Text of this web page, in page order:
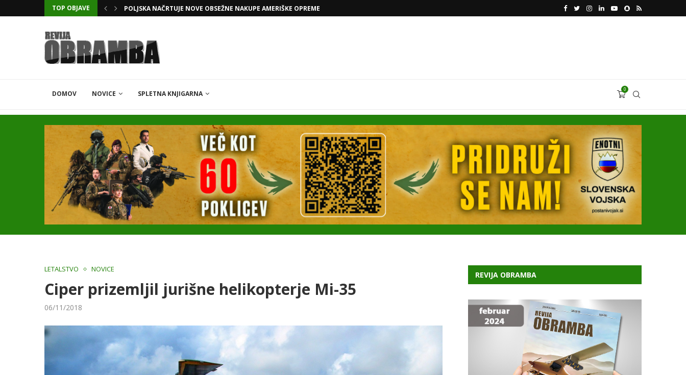
TOP OBJAVE KATARSKI DELNIČAR ZAPLETEL VOLKSWAGNOVE NAČRTE Z RAFAELOM VODJA UKROBORONPROMA HERMAN SMETANIN
DOMOV NOVICE SPLETNA KNJIGARNA
0
LETALSTVO NOVICE
Ciper prizemljil jurišne helikopterje Mi-35
06/11/2018
REVIJA OBRAMBA